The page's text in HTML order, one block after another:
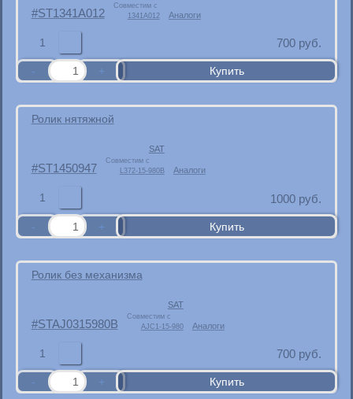
ST1341A012
Совместим с
1341A012
Аналоги
1 700 руб.
Ролик нятяжной
ST1450947
SAT
Совместим с
L372-15-980B
Аналоги
1 1000 руб.
Ролик без механизма
STAJ0315980B
SAT
Совместим с
AJC1-15-980
Аналоги
1 700 руб.